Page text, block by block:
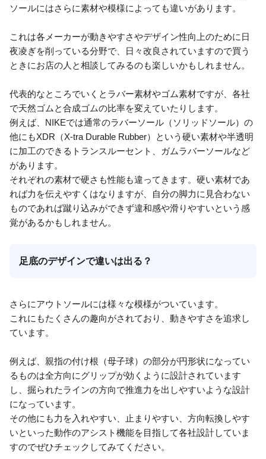
ソールにはさらに素材や模様によっても違いがあります。
これは各メーカーが動きやすさやデザイン性向上のために日
夜凌ぎを削っている分野で、日々改良されていますので買う
ときにお店の人と相談してみるのも楽しいかもしれません。
代表的なところでいくとラバー素材やゴム素材ですが、各社
で天然ゴムと合成ゴムの比率を変えていたりします。
例えば、NIKEでは通常のラバーソール（ソリッドソール）の
他にもXDR（X-tra Durable Rubber）という硬い素材や半透明
に加工のできるトランスルーセント、ガムラバーソールなど
があります。
それぞれの素材で硬さも性能も違ってきます。硬い素材であ
れば力を伝えやすくはなりますが、自分の脚力に見合わない
ものであれば蹴り込みができず違和感や滑りやすいという感
覚があるかもしれません。
足底のデザインで違いは出る？
さらにアウトソールには様々な模様がついています。
これにもたくさんの趣向がされており、動きやすさを追求し
ています。
例えば、親指の付け根（母子球）の部分が円形状になってい
るものは全方向にグリップが効くように設計されています
し、掘られたラインの方向で推進力を出しやすいような設計
になっています。
その他にも力を入れやすい、止まりやすい、方向転換しやす
いといった動作のアシスト機能を目指して各社設計していま
すのでぜひチェックしてみてください。